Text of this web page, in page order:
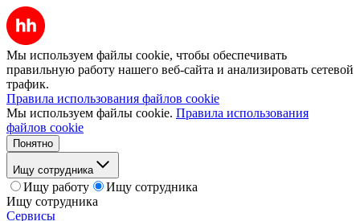
Мы используем файлы cookie, чтобы обеспечивать
правильную работу нашего веб-сайта и анализировать сетевой
трафик.
Правила использования файлов cookie
Мы используем файлы cookie. Правила использования
файлов cookie
Понятно
Ищу сотрудника
Ищу работу
Ищу сотрудника
Ищу сотрудника
Сервисы